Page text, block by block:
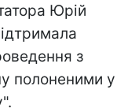
Юрій
з
полоненими у